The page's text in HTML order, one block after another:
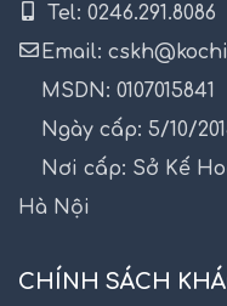
Tel: 0246.291.8086
Email:
MSDN: 0107015841
Ngày cấp: 5/10/
Nơi cấp: Sở Kế
Hà Nội
CHÍNH SÁCH